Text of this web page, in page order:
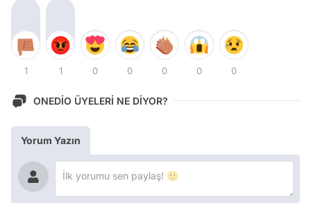
1 1 0 0 0 0 0
ONEDİO ÜYELERİ NE DİYOR?
Yorum Yazın